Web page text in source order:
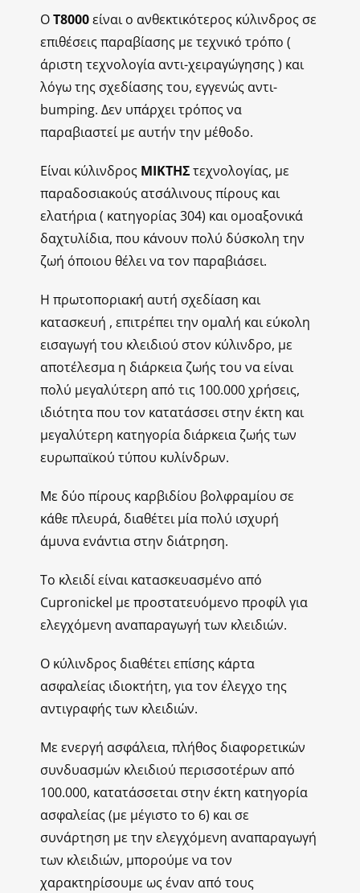
ΟΤ8000είναι ο ανθεκτικότερος κύλινδρος σε
επιθέσεις παραβίασης με τεχνικό τρόπο (
άριστη τεχνολογία αντι-χειραγώγησης ) και
λόγω της σχεδίασης του, εγγενώς αντι-
bumping. Δεν υπάρχει τρόπος να
παραβιαστεί με αυτήν την μέθοδο.
Είναι κύλινδρος MIKTΗΣτεχνολογίας, με
παραδοσιακούς ατσάλινους πίρους και
ελατήρια ( κατηγορίας 304) και ομοαξονικά
δαχτυλίδια, που κάνουν πολύ δύσκολη την
ζωή όποιου θέλει να τον παραβιάσει.
Η πρωτοποριακή αυτή σχεδίαση και
κατασκευή , επιτρέπει την ομαλή και εύκολη
εισαγωγή του κλειδιού στον κύλινδρο, με
αποτέλεσμα η διάρκεια ζωής του να είναι
πολύ μεγαλύτερη από τις 100.000 χρήσεις,
ιδιότητα που τον κατατάσσει στην έκτη και
μεγαλύτερη κατηγορία διάρκεια ζωής των
ευρωπαϊκού τύπου κυλίνδρων.
Με δύο πίρους καρβιδίου βολφραμίου σε
κάθε πλευρά, διαθέτει μία πολύ ισχυρή
άμυνα ενάντια στην διάτρηση.
Το κλειδί είναι κατασκευασμένο από
Cupronickel με προστατευόμενο προφίλ για
ελεγχόμενη αναπαραγωγή των κλειδιών.
Ο κύλινδρος διαθέτει επίσης κάρτα
ασφαλείας ιδιοκτήτη, για τον έλεγχο της
αντιγραφής των κλειδιών.
Με ενεργή ασφάλεια, πλήθος διαφορετικών
συνδυασμών κλειδιού περισσοτέρων από
100.000, κατατάσσεται στην έκτη κατηγορία
ασφαλείας (με μέγιστο το 6) και σε
συνάρτηση με την ελεγχόμενη αναπαραγωγή
των κλειδιών, μπορούμε να τον
χαρακτηρίσουμε ως έναν από τους